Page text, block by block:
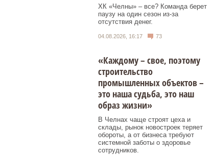
ХК «Челны» – все? Команда берет
паузу на один сезон из-за
отсутствия денег.
04.08.2026, 16:17 73
«Каждому – свое, поэтому
строительство
промышленных объектов –
это наша судьба, это наш
образ жизни»
В Челнах чаще строят цеха и
склады, рынок новостроек теряет
обороты, а от бизнеса требуют
системной заботы о здоровье
сотрудников.